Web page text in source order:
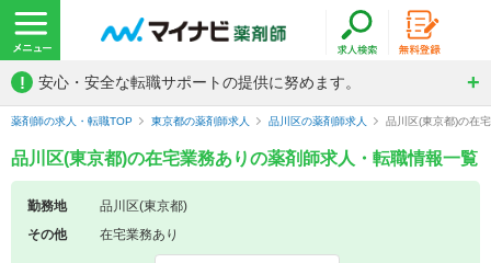
! 安心・安全な転職サポートの提供に努めます。
薬剤師の求人・転職TOP 東京都の薬剤師求人 品川区の薬剤師求人 品川区(東京都)の在
品川区(東京都)の在宅業務ありの薬剤師求人・転職情報一覧
勤務地
品川区(東京都)
その他
在宅業務あり